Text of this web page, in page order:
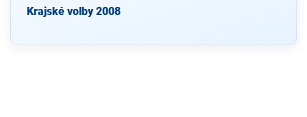
Krajské volby 2008